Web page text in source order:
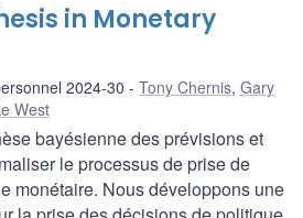
in Monetary
2024-30 Tony Chernis, Gary
West
bayésienne des prévisions et
le processus de prise de
monétaire. Nous développons une